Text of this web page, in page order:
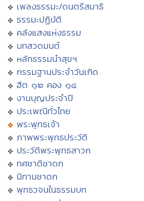
เพลงธรรมะ/ดนตรีสมาธิ
ธรรมะปฏิบัติ
คลังแสงแห่งธรรม
บทสวดมนต์
หลักธรรมนำสุขฯ
กรรมฐานประจำวันเกิด
ฮีต ๑๒ คอง ๑๔
งานบุญประจำปี
ประเพณีทั่วไทย
พระพุทธเจ้า
ภาพพระพุทธประวัติ
ประวัติพระพุทธสาวก
ทศชาติชาดก
นิทานชาดก
พุทธวจนในธรรมบท